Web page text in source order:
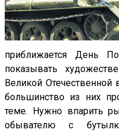
приближается День
показывать
Великой
большинство из них
теме. Нужно впарить
обывателю с